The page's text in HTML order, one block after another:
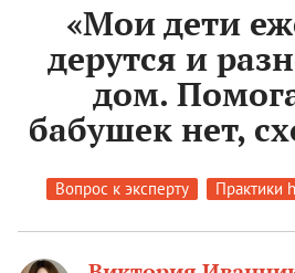
«Мои дети
дерутся и
дом.
бабушек нет,
Вопрос к эксперту Практики